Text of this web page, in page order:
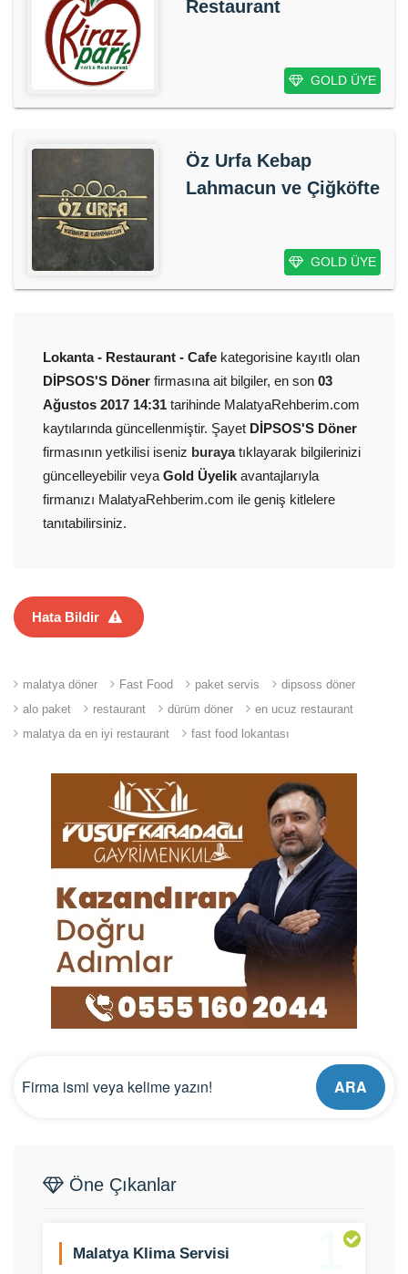
Restaurant
GOLD ÜYE
Öz Urfa Kebap
Lahmacun ve Çiğköfte
GOLD ÜYE
Lokanta - Restaurant - Cafe kategorisine kayıtlı olan
DİPSOS'S Döner firmasına ait bilgiler, en son 03
Ağustos 2017 14:31 tarihinde MalatyaRehberim.com
kaytılarında güncellenmiştir. Şayet DİPSOS'S Döner
firmasının yetkilisi iseniz burayatıklayarak bilgilerinizi
güncelleyebilir veya Gold Üyelik avantajlarıyla
firmanızı MalatyaRehberim.com ile geniş kitlelere
tanıtabilirsiniz.
Hata Bildir
malatya döner Fast Food paket servis
dipsoss döner
alo paket
restaurant dürüm döner
en ucuz restaurant
malatya da en iyi restaurant
fast food lokantası
ARA
Öne Çıkanlar
1
Malatya Klima Servisi